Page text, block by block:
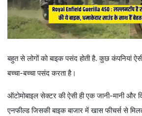
बहुत से लोगों को बाइक पसंद होती है. कुछ कंपनियां
बच्चा-बच्चा पसंद करता है।
ऑटोमोबाइल सेक्टर की ऐसी ही एक जानी-मानी और
एनफील्ड जिसकी बाइक बाजार में खास फीचर्स से